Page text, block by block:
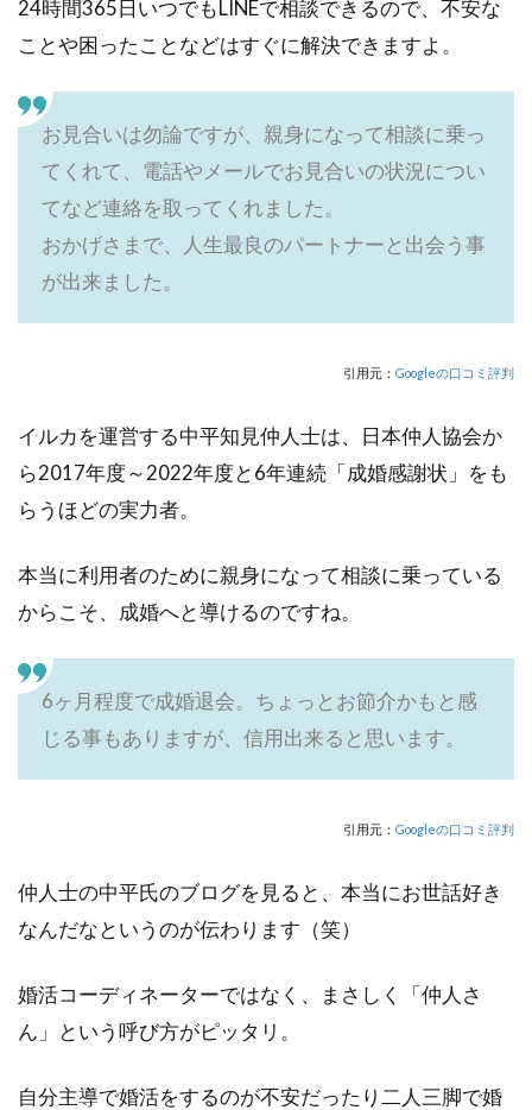
24時間365日いつでもLINEで相談できるので、不安な
ことや困ったことなどはすぐに解決できますよ。
お見合いは勿論ですが、親身になって相談に乗っ
てくれて、電話やメールでお見合いの状況につい
てなど連絡を取ってくれました。
おかげさまで、人生最良のパートナーと出会う事
が出来ました。
引用元： Googleの口コミ評判
イルカを運営する中平知見仲人士は、日本仲人協会か
ら2017年度～2022年度と6年連続「成婚感謝状」をも
らうほどの実力者。
本当に利用者のために親身になって相談に乗っている
からこそ、成婚へと導けるのですね。
6ヶ月程度で成婚退会。ちょっとお節介かもと感
じる事もありますが、信用出来ると思います。
引用元： Googleの口コミ評判
仲人士の中平氏のブログを見ると、本当にお世話好き
なんだなというのが伝わります（笑）
婚活コーディネーターではなく、まさしく「仲人さ
ん」という呼び方がピッタリ。
自分主導で婚活をするのが不安だったり二人三脚で婚